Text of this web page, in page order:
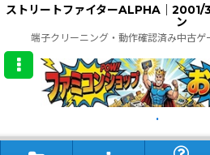
ストリートファイターALPHA｜2001/
ン
端子クリーニング・動作確認済み中古
.